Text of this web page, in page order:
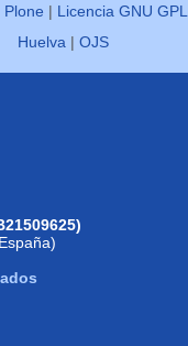
Plone | Licencia GNU GPL
Huelva |OJS